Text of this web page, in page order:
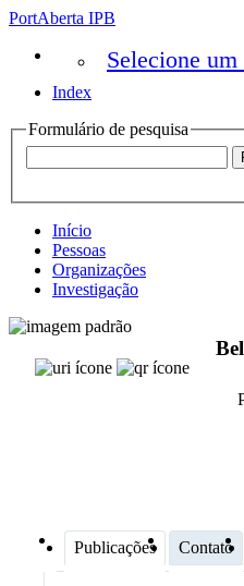
PortAberta IPB
Selecione
Index
Formulário de pesquisa
Início
Pessoas
Organizações
Investigação
Publicações Contato